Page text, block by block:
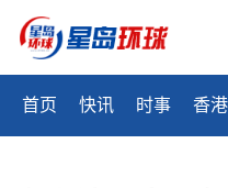
首页 快讯 时事 香港